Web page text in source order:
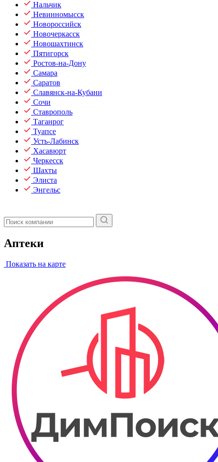
Нальчик
Невинномысск
Новороссийск
Новочеркасск
Новошахтинск
Пятигорск
Ростов-на-Дону
Самара
Саратов
Славянск-на-Кубани
Сочи
Ставрополь
Таганрог
Туапсе
Усть-Лабинск
Хасавюрт
Черкесск
Шахты
Элиста
Энгельс
Аптеки
Показать на карте